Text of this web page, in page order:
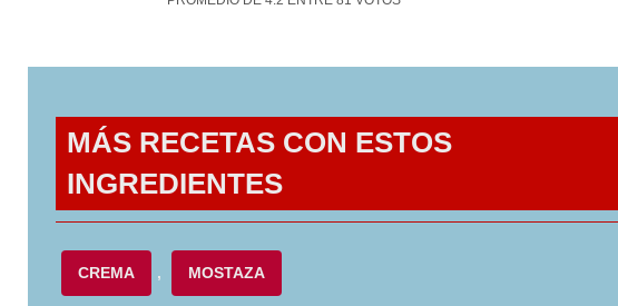
MÁS RECETAS CON ESTOS
INGREDIENTES
CREMA , MOSTAZA